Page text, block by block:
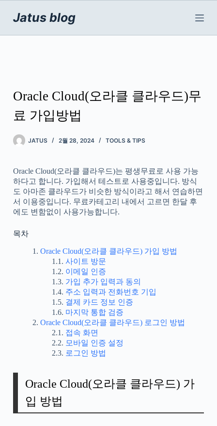
로
Jatus blog
Oracle Cloud(오라클 클라우드)무
료 가입방법
JATUS 2월 28, 2024 TOOLS & TIPS
Oracle Cloud(오라클 클라우드)는 평생무료로 사용 가능
하다고 합니다. 가입해서 테스트로 사용중입니다. 방식
도 아마존 클라우드가 비슷한 방식이라고 해서 연습하면
서 이용중입니다. 무료카테고리 내에서 고르면 한달 후
에도 변함없이 사용가능합니다.
목차
Oracle Cloud(오라클 클라우드) 가입 방법
사이트 방문
이메일 인증
가입 추가 입력과 동의
주소 입력과 전화번호 기입
결제 카드 정보 인증
마지막 통합 검증
Oracle Cloud(오라클 클라우드) 로그인 방법
접속 화면
모바일 인증 설정
로그인 방법
Oracle Cloud(오라클 클라우드) 가
입 방법